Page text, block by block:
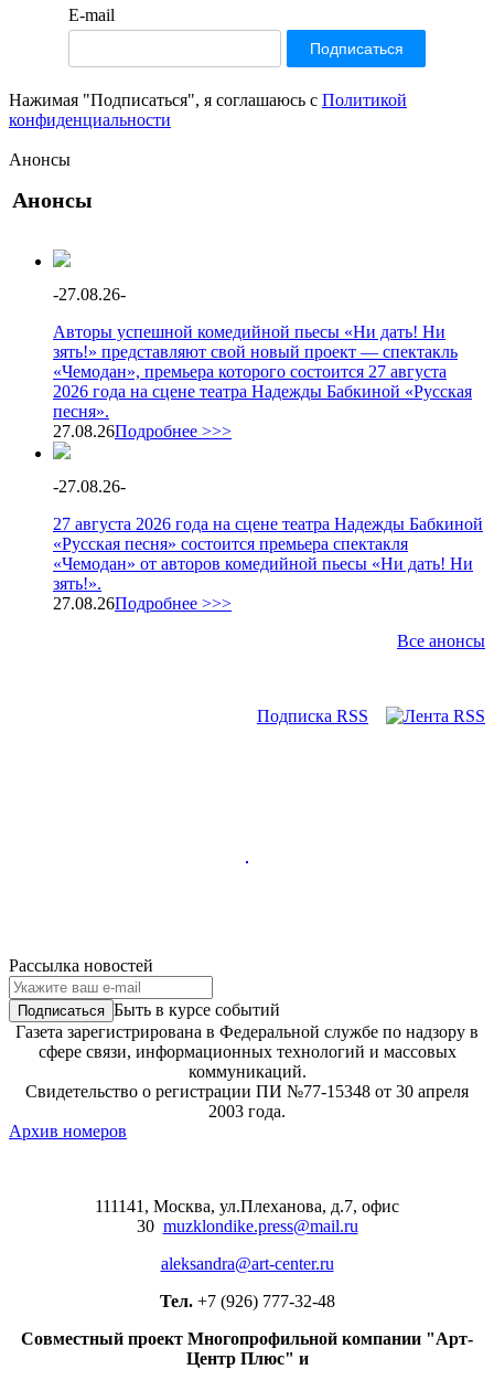
E-mail
Нажимая "Подписаться", я соглашаюсь с Политикой
конфиденциальности
Анонсы
Анонсы
-27.08.26-
Авторы успешной комедийной пьесы «Ни дать! Ни
зять!» представляют свой новый проект — спектакль
«Чемодан», премьера которого состоится 27 августа
2026 года на сцене театра Надежды Бабкиной «Русская
песня».
27.08.26Подробнее >>>
-27.08.26-
27 августа 2026 года на сцене театра Надежды Бабкиной
«Русская песня» состоится премьера спектакля
«Чемодан» от авторов комедийной пьесы «Ни дать! Ни
зять!».
27.08.26Подробнее >>>
Все анонсы
Подписка RSS
Рассылка новостей
Быть в курсе событий
Газета зарегистрирована в Федеральной службе по надзору в
сфере связи, информационных технологий и массовых
коммуникаций.
Свидетельство о регистрации ПИ №77-15348 от 30 апреля
2003 года.
Архив номеров
111141, Москва, ул.Плеханова, д.7, офис
30 muzklondike.press@mail.ru
aleksandra@art-center.ru
Тел. +7 (926) 777-32-48
Совместный проект Многопрофильной компании "Арт-
Центр Плюс" и